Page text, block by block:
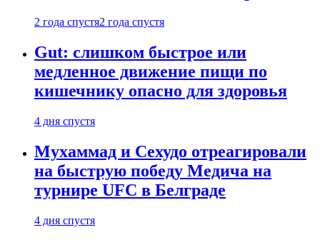
2 года спустя2 года спустя
Gut: слишком быстрое или
медленное движение пищи по
кишечнику опасно для здоровья
4 дня спустя
Мухаммад и Сехудо отреагировали
на быструю победу Медича на
турнире UFC в Белграде
4 дня спустя